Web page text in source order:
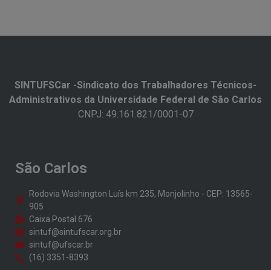
SINTUFSCar -Sindicato dos Trabalhadores Técnicos-
Administrativos da Universidade Federal de São Carlos​
CNPJ: 49.161.821/0001-07
São Carlos
Rodovia Washington Luís km 235, Monjolinho - CEP: 13565-
905
Caixa Postal 676
sintuf@sintufscar.org.br
sintuf@ufscar.br
(16) 3351-8393